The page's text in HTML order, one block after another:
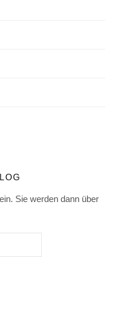
Sie werden dann über